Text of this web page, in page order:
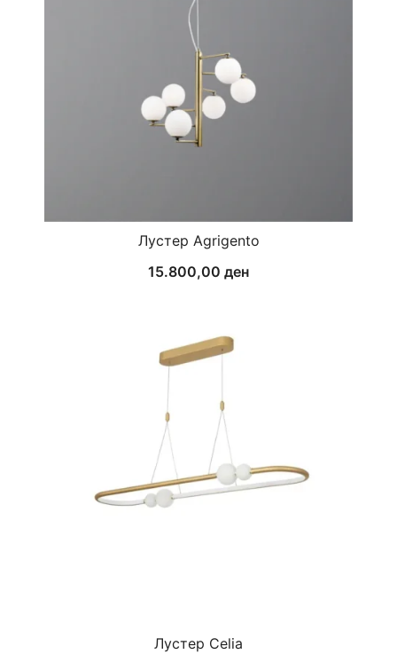
Лустер Agrigento
15.800,00 ден
Лустер Celia